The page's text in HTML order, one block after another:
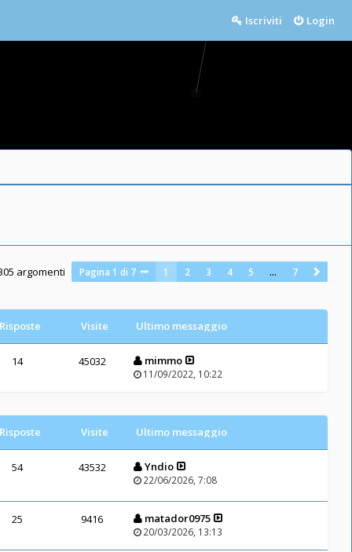
Login
Iscriviti
argomenti Pagina1 di 7 1 2 3 4 5 … 7
Risposte Visite Ultimo messaggio
14 45032 mimmo
11/09/2022, 10:22
Risposte Visite Ultimo messaggio
54 43532 Yndio
22/06/2026, 7:08
25 9416 matador0975
20/03/2026, 13:13